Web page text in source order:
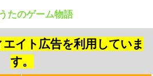
たのゲーム物語
イト広告を利用していま
す。